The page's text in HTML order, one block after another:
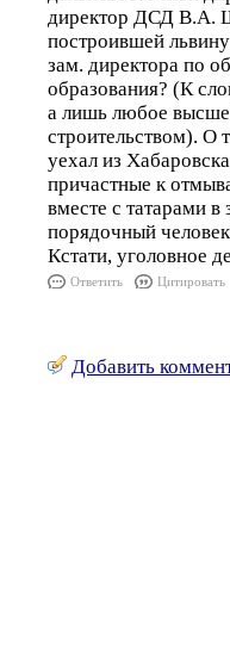
директор ДСД В.А.
построившей
зам. директора по
образования? (К
а лишь любое
строительством). О
уехал из
причастные к
вместе с татарами
порядочный
Кстати, уголовное
Ответить Цитировать
Добавить